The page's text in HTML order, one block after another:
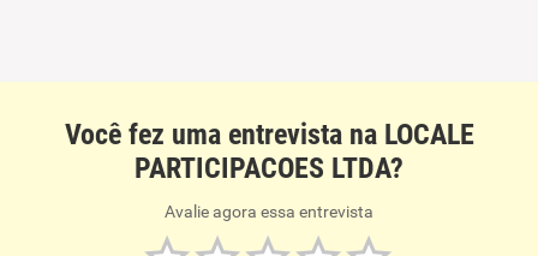
Você fez uma entrevista na LOCALE
PARTICIPACOES LTDA?
Avalie agora essa entrevista